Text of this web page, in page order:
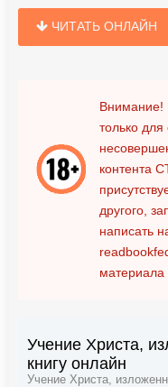
ЧИТАТЬ ОНЛАЙН
Внимание!
только
контента
другого,
написать
материала
Учение Христа,
книгу онлайн
Учение Христа,